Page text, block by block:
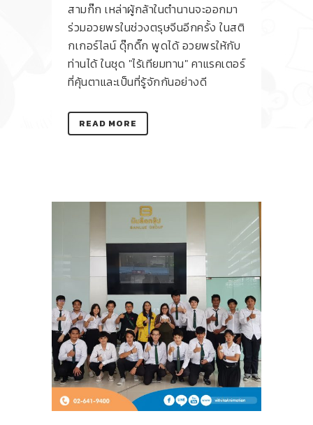
สามก๊ก เหล่าผู้กล้าในตำนานจะออกมา
ร่วมอวยพรในช่วงตรุษจีนอีกครั้ง ในสติ
กเกอร์ไลน์ ดุ๊กดิ๊ก พูดได้ อวยพรให้กับ
ท่านได้ ในชุด "ไร้เทียมทาน" คาแรคเตอร์
ที่คุ้นตาและเป็นที่รู้จักกันอย่างดี
READ MORE